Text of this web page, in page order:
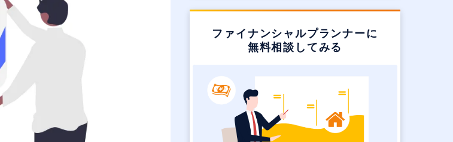
ファイナンシャルプランナーに
無料相談してみる